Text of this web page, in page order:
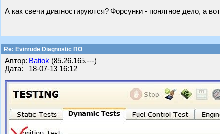
А как свечи диагностируются? Форсунки - понятное дело, а
Re: Evinrude Diagnostic ПО
Автор: Batiok (85.26.165.---)
Дата: 18-07-13 16:12